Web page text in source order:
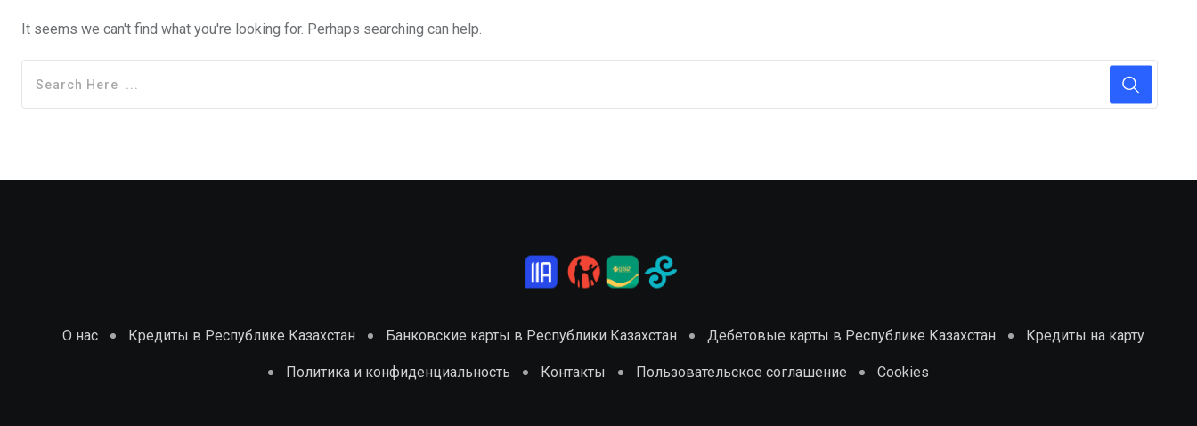
It seems we can't find what you're looking for. Perhaps searching can help.
О нас Кредиты в Республике Казахстан Банковские карты в Республики Казахстан Дебетовые карты в Республике Казахстан Кредиты на карту
Политика и конфиденциальность Контакты Пользовательское соглашение Cookies